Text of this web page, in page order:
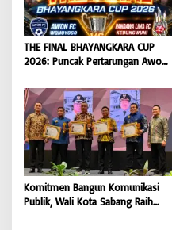
THE FINAL BHAYANGKARA CUP
2026: Puncak Pertarungan Awon
FC Kedungwuni, Siap
Mengguncang Stadion Widya
Manggala Krida
Komitmen Bangun Komunikasi
Publik, Wali Kota Sabang Raih